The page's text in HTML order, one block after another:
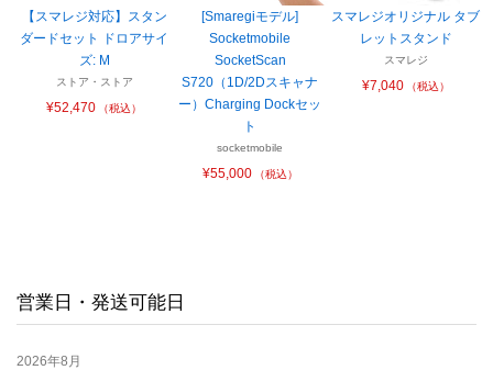
【スマレジ対応】スタン
ダードセット ドロアサイ
ズ: M
ストア・ストア
¥52,470 （税込）
[Smaregiモデル]
Socketmobile
SocketScan
S720（1D/2Dスキャナ
ー）Charging Dockセッ
ト
socketmobile
¥55,000 （税込）
スマレジオリジナル タブ
レットスタンド
スマレジ
¥7,040 （税込）
営業日・発送可能日
2026年8月